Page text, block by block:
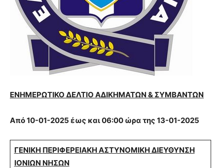
ΕΝΗΜΕΡΩΤΙΚΟ ΔΕΛΤΙΟ ΑΔΙΚΗΜΑΤΩΝ & ΣΥΜΒΑΝΤΩΝ
Από 10-01-2025 έως και 06:00 ώρα της 13-01-2025
ΓΕΝΙΚΗ ΠΕΡΙΦΕΡΕΙΑΚΗ ΑΣΤΥΝΟΜΙΚΗ ΔΙΕΥΘΥΝΣΗ
ΙΟΝΙΩΝ ΝΗΣΩΝ